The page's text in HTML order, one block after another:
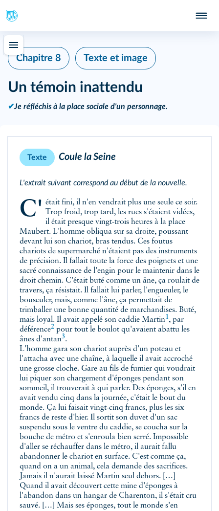
Chapitre 8 Texte et image
Un témoin inattendu
✔Je réfléchis à la place sociale d'un personnage.
Texte Coule la Seine
L'extrait suivant correspond au début de la nouvelle.
C'était fini, il n'en vendrait plus une seule ce soir. Trop froid, trop tard, les rues s'étaient vidées,
il était presque vingt-trois heures à la place
Maubert. L'homme obliqua sur sa droite, poussant
devant lui son chariot, bras tendus. Ces foutus
chariots de supermarché n'étaient pas des instruments
de précision. Il fallait toute la force des poignets et une
sacré connaissance de l'engin pour le maintenir dans le
droit chemin. C'était buté comme un âne, ça roulait de
travers, ça résistait. Il fallait lui parler, l'engueuler, le
bousculer, mais, comme l'âne, ça permettait de
trimballer une bonne quantité de marchandises. Buté,
mais loyal. Il avait appelé son caddie Martin1, par
déférence2 pour tout le boulot qu'avaient abattu les
ânes d'antan3.
L'homme gara son chariot auprès d'un poteau et
l'attacha avec une chaîne, à laquelle il avait accroché
une grosse cloche. Gare au fils de fumier qui voudrait
lui piquer son chargement d'éponges pendant son
sommeil, il trouverait à qui parler. Des éponges, s'il en
avait vendu cinq dans la journée, c'était le bout du
monde. Ça lui faisait vingt-cinq francs, plus les six
francs de reste d'hier. Il sortit son duvet d'un sac
suspendu sous le ventre du caddie, se coucha sur la
bouche de métro et s'enroula bien serré. Impossible
d'aller se réchauffer dans le métro, il aurait fallu
abandonner le chariot en surface. C'est comme ça,
quand on a un animal, cela demande des sacrifices.
Jamais il n'aurait laissé Martin seul dehors. […]
Quand il avait découvert cette mine d'éponges à
l'abandon dans un hangar de Charenton, il s'était cru
sauvé. […] Mais ses éponges, tout le monde s'en